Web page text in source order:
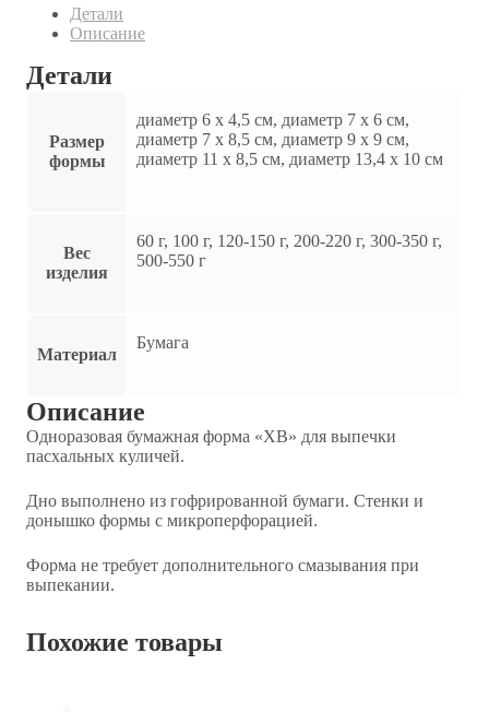
Детали
Описание
Детали
Размер
формы
диаметр 6 х 4,5 см, диаметр 7 х 6 см,
диаметр 7 х 8,5 см, диаметр 9 х 9 см,
диаметр 11 х 8,5 см, диаметр 13,4 х 10 см
Вес
изделия
60 г, 100 г, 120-150 г, 200-220 г, 300-350 г,
500-550 г
Материал
Бумага
Описание
Одноразовая бумажная форма «ХВ» для выпечки
пасхальных куличей.
Дно выполнено из гофрированной бумаги. Стенки и
донышко формы с микроперфорацией.
Форма не требует дополнительного смазывания при
выпекании.
Похожие товары